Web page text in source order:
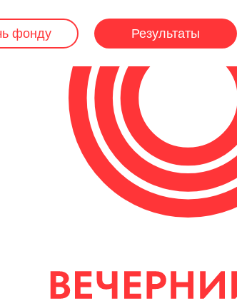
Результаты
фонду Результаты
фонду